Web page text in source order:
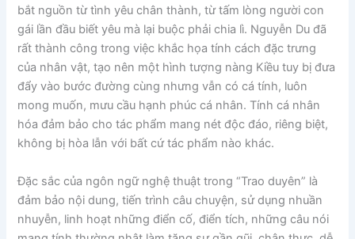
bắt nguồn từ tình yêu chân thành, từ tấm lòng người con
gái lần đầu biết yêu mà lại buộc phải chia lì. Nguyễn Du đã
rất thành công trong việc khắc họa tính cách đặc trưng
của nhân vật, tạo nên một hình tượng nàng Kiều tuy bị đưa
đẩy vào bước đường cùng nhưng vẫn có cá tính, luôn
mong muốn, mưu cầu hạnh phúc cá nhân. Tính cá nhân
hóa đảm bảo cho tác phẩm mang nét độc đáo, riêng biệt,
không bị hòa lẫn với bất cứ tác phẩm nào khác.
Đặc sắc của ngôn ngữ nghệ thuật trong “Trao duyên” là
đảm bảo nội dung, tiến trình câu chuyện, sử dụng nhuần
nhuyễn, linh hoạt những điển cố, điển tích, những câu nói